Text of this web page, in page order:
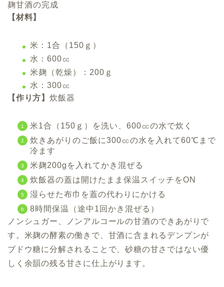
麹甘酒の完成
【材料】
米：1合（150ｇ）
水：600㏄
米麹（乾燥）：200ｇ
水：300㏄
【作り方】 炊飯器
米1合（150ｇ）を洗い、600㏄の水で炊く
炊きあがりのご飯に300㏄の水を入れて60℃まで
冷ま す
米麹200gを入れてかき混ぜる
炊飯器の蓋は開けたまま保温スイッチをON
湿らせた布巾を蓋の代わりにかける
8時間保温（途中1回かき混ぜる）
ノンシュガー、ノンアルコールの甘酒のできあがりで
す。 米麹の酵素の働きで、甘酒に含まれるデンプンが
ブドウ糖に分解されることで 、砂糖の甘さではない優
しく余韻の残る甘さに仕上がります。